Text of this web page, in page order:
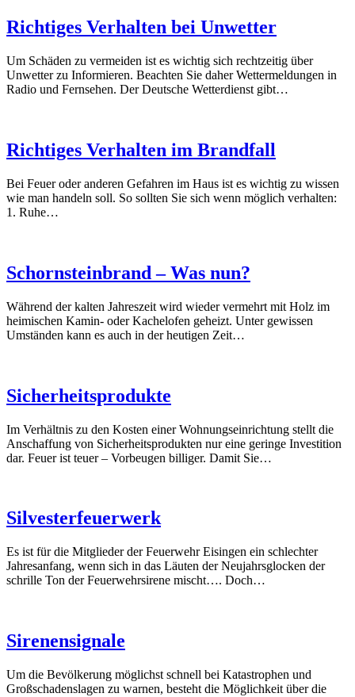
Richtiges Verhalten bei Unwetter
Um Schäden zu vermeiden ist es wichtig sich rechtzeitig über
Unwetter zu Informieren. Beachten Sie daher Wettermeldungen in
Radio und Fernsehen. Der Deutsche Wetterdienst gibt…
Richtiges Verhalten im Brandfall
Bei Feuer oder anderen Gefahren im Haus ist es wichtig zu wissen
wie man handeln soll. So sollten Sie sich wenn möglich verhalten:
1. Ruhe…
Schornsteinbrand – Was nun?
Während der kalten Jahreszeit wird wieder vermehrt mit Holz im
heimischen Kamin- oder Kachelofen geheizt. Unter gewissen
Umständen kann es auch in der heutigen Zeit…
Sicherheitsprodukte
Im Verhältnis zu den Kosten einer Wohnungseinrichtung stellt die
Anschaffung von Sicherheitsprodukten nur eine geringe Investition
dar. Feuer ist teuer – Vorbeugen billiger. Damit Sie…
Silvesterfeuerwerk
Es ist für die Mitglieder der Feuerwehr Eisingen ein schlechter
Jahresanfang, wenn sich in das Läuten der Neujahrsglocken der
schrille Ton der Feuerwehrsirene mischt…. Doch…
Sirenensignale
Um die Bevölkerung möglichst schnell bei Katastrophen und
Großschadenslagen zu warnen, besteht die Möglichkeit über die